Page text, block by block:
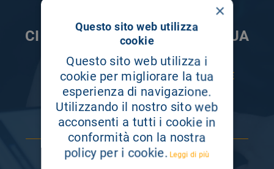
CI PRENDIAMO CURA DELLA TUA
INFORMAZIONE
ISCRIVITI AI NOSTRI CANALI PER RESTARE
SEMPRE AGGIORNATO
×
Questo sito web utilizza
cookie
Questo sito web utilizza i
cookie per migliorare la tua
esperienza di navigazione.
Utilizzando il nostro sito web
acconsenti a tutti i cookie in
conformità con la nostra
policy per i cookie. Leggi di più